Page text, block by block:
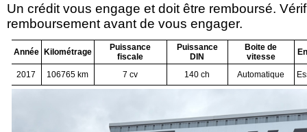
Un crédit vous engage et doit être remboursé.
remboursement avant de vous engager.
Année Kilométrage
Puissance
fiscale
Puissance
DIN
Boite de
vitesse
2017 106765 km 7 cv 140 ch Automatique